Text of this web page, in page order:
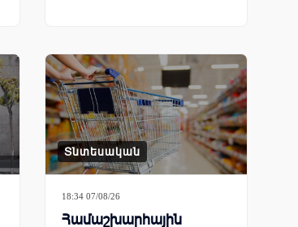
Տնտեսական
18:34 07/08/26
Համաշխարհային